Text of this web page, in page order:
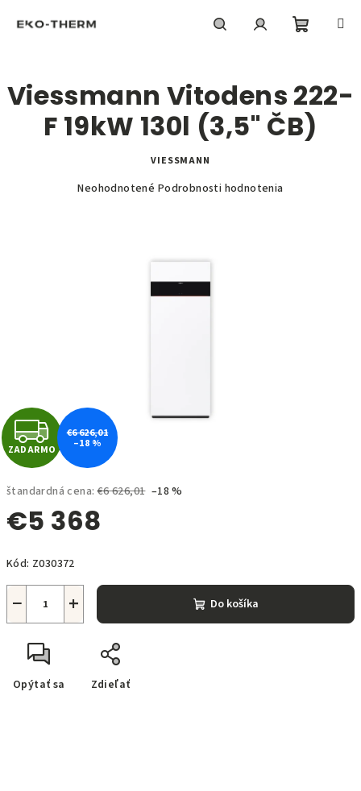
košík
štandardná cena: €6 626,01 –18 %
€5 368
cena:
Kód: Z030372
+
− Do košíka
Opýtať sa Zdieľať
Viessmann Vitodens 222-
F 19kW 130l (3,5" ČB)
VIESSMANN
Priemerné
Neohodnotené Podrobnosti hodnotenia
Z
A
D
A
R
M
O
ZADARMO
€6 626,01
–18 %